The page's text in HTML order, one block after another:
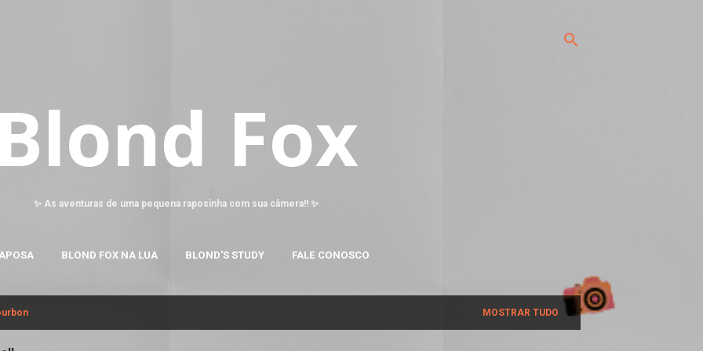
Blond Fox
✨ As aventuras de uma pequena raposinha com sua câmera!! ✨
BLOND FOX NA LUA BLOND'S STUDY FALE CONOSCO
MOSTRAR TUDO